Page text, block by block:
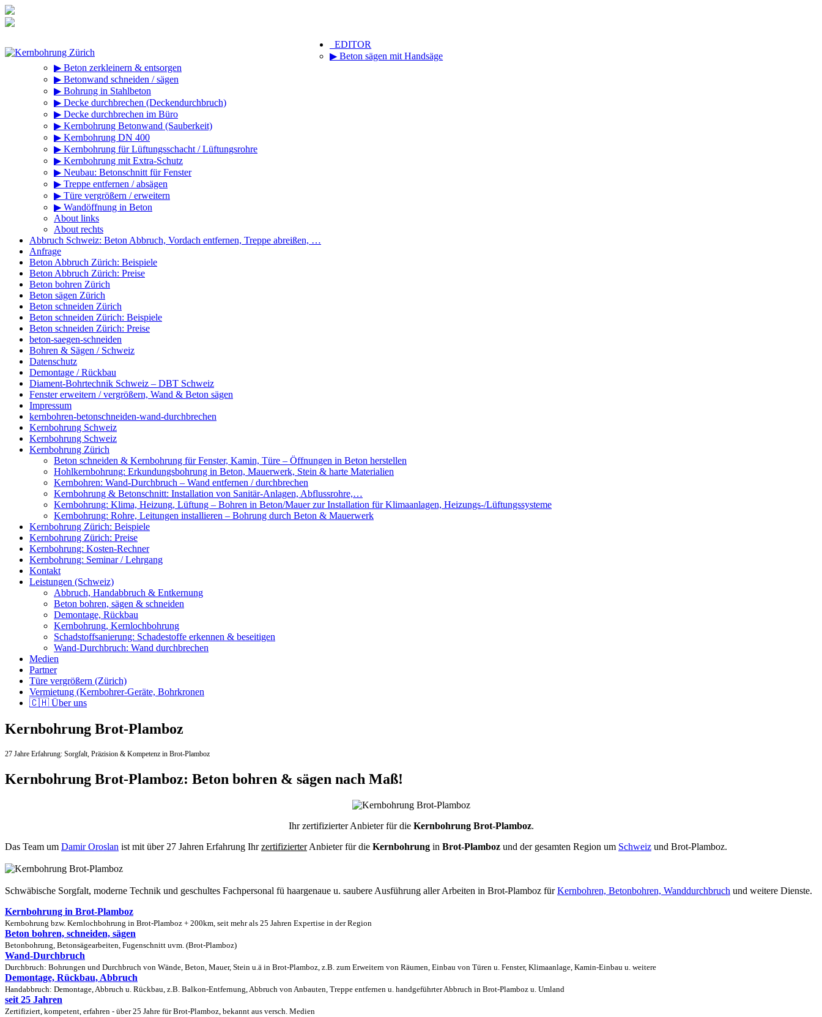
Inhalt
_EDITOR
▶ Beton sägen mit Handsäge
▶ Beton zerkleinern & entsorgen
▶ Betonwand schneiden / sägen
▶ Bohrung in Stahlbeton
▶ Decke durchbrechen (Deckendurchbruch)
▶ Decke durchbrechen im Büro
▶ Kernbohrung Betonwand (Sauberkeit)
▶ Kernbohrung DN 400
▶ Kernbohrung für Lüftungsschacht / Lüftungsrohre
▶ Kernbohrung mit Extra-Schutz
▶ Neubau: Betonschnitt für Fenster
▶ Treppe entfernen / absägen
▶ Türe vergrößern / erweitern
▶ Wandöffnung in Beton
About links
About rechts
Abbruch Schweiz: Beton Abbruch, Vordach entfernen, Treppe abreißen, …
Anfrage
Beton Abbruch Zürich: Beispiele
Beton Abbruch Zürich: Preise
Beton bohren Zürich
Beton sägen Zürich
Beton schneiden Zürich
Beton schneiden Zürich: Beispiele
Beton schneiden Zürich: Preise
beton-saegen-schneiden
Bohren & Sägen / Schweiz
Datenschutz
Demontage / Rückbau
Diament-Bohrtechnik Schweiz – DBT Schweiz
Fenster erweitern / vergrößern, Wand & Beton sägen
Impressum
kernbohren-betonschneiden-wand-durchbrechen
Kernbohrung Schweiz
Kernbohrung Schweiz
Kernbohrung Zürich
Beton schneiden & Kernbohrung für Fenster, Kamin, Türe – Öffnungen in Beton herstellen
Hohlkernbohrung: Erkundungsbohrung in Beton, Mauerwerk, Stein & harte Materialien
Kernbohren: Wand-Durchbruch – Wand entfernen / durchbrechen
Kernbohrung & Betonschnitt: Installation von Sanitär-Anlagen, Abflussrohre,…
Kernbohrung: Klima, Heizung, Lüftung – Bohren in Beton/Mauer zur Installation für Klimaanlagen, Heizungs-/Lüftungssysteme
Kernbohrung: Rohre, Leitungen installieren – Bohrung durch Beton & Mauerwerk
Kernbohrung Zürich: Beispiele
Kernbohrung Zürich: Preise
Kernbohrung: Kosten-Rechner
Kernbohrung: Seminar / Lehrgang
Kontakt
Leistungen (Schweiz)
Abbruch, Handabbruch & Entkernung
Beton bohren, sägen & schneiden
Demontage, Rückbau
Kernbohrung, Kernlochbohrung
Schadstoffsanierung: Schadestoffe erkennen & beseitigen
Wand-Durchbruch: Wand durchbrechen
Medien
Partner
Türe vergrößern (Zürich)
Vermietung (Kernbohrer-Geräte, Bohrkronen
🇨🇭 Über uns
Kernbohrung Brot-Plamboz
27 Jahre Erfahrung: Sorgfalt, Präzision & Kompetenz in Brot-Plamboz
Kernbohrung Brot-Plamboz: Beton bohren & sägen nach Maß!
Ihr zertifizierter Anbieter für die Kernbohrung Brot-Plamboz.
Das Team um Damir Oroslan ist mit über 27 Jahren Erfahrung IhrzertifizierterAnbieter für die Kernbohrung in Brot-Plamboz und der gesamten Region um Schweiz und Brot-Plamboz.
Schwäbische Sorgfalt, moderne Technik und geschultes Fachpersonal fü haargenaue u. saubere Ausführung aller Arbeiten in Brot-Plamboz fürKernbohren, Betonbohren, Wanddurchbruch und weitere Dienste.
Kernbohrung in Brot-Plamboz
Kernbohrung bzw. Kernlochbohrung in Brot-Plamboz + 200km, seit mehr als 25 Jahren Expertise in der Region
Beton bohren, schneiden, sägen
Betonbohrung, Betonsägearbeiten, Fugenschnitt uvm. (Brot-Plamboz)
Wand-Durchbruch
Durchbruch: Bohrungen und Durchbruch von Wände, Beton, Mauer, Stein u.ä in Brot-Plamboz, z.B. zum Erweitern von Räumen, Einbau von Türen u. Fenster, Klimaanlage, Kamin-Einbau u. weitere
Demontage, Rückbau, Abbruch
Handabbruch: Demontage, Abbruch u. Rückbau, z.B. Balkon-Entfernung, Abbruch von Anbauten, Treppe entfernen u. handgeführter Abbruch in Brot-Plamboz u. Umland
seit 25 Jahren
Zertifiziert, kompetent, erfahren - über 25 Jahre für Brot-Plamboz, bekannt aus versch. Medien